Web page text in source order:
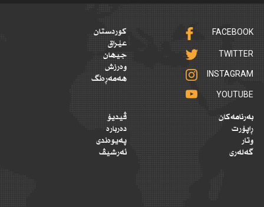
FACEBOOK
TWITTER
INSTAGRAM
YOUTUBE
کوردستان
عێراق
جیهان
وەرزش
هەمەڕەنگ
بەرنامەکان
ڕاپۆرت
وتار
گەلەری
ڤیدیۆ
دەربارە
پەیوەندی
ئەرشیڤ